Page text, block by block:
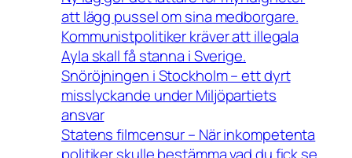
att lägg pussel om sina medborgare.
Kommunistpolitiker kräver att illegala
Ayla skall få stanna i Sverige.
Snöröjningen i Stockholm – ett dyrt
misslyckande under Miljöpartiets
ansvar
Statens filmcensur – När inkompetenta
politiker skulle bestämma vad du fick se